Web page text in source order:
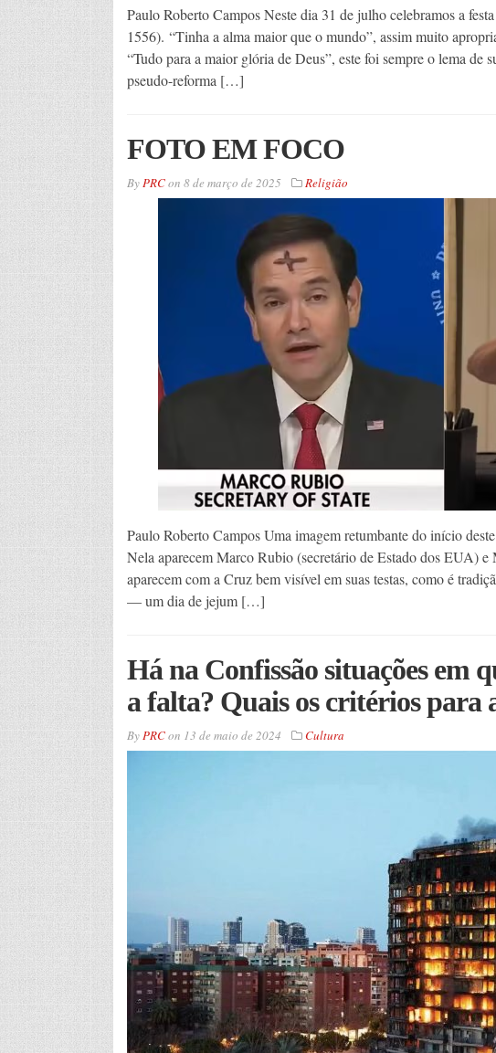
Paulo Roberto Campos Neste dia 31 de julho celebramos a
1556). “Tinha a alma maior que o mundo”, assim muito
“Tudo para a maior glória de Deus”, este foi sempre o lema de
pseudo-reforma […]
FOTO EM FOCO
ByPRCon 8 de março de 2025 Religião
Paulo Roberto Campos Uma imagem retumbante do início
Nela aparecem Marco Rubio (secretário de Estado dos EUA)
aparecem com a Cruz bem visível em suas testas, como é
— um dia de jejum […]
Há na Confissão situações em
a falta? Quais os critérios para
ByPRCon 13 de maio de 2024 Cultura